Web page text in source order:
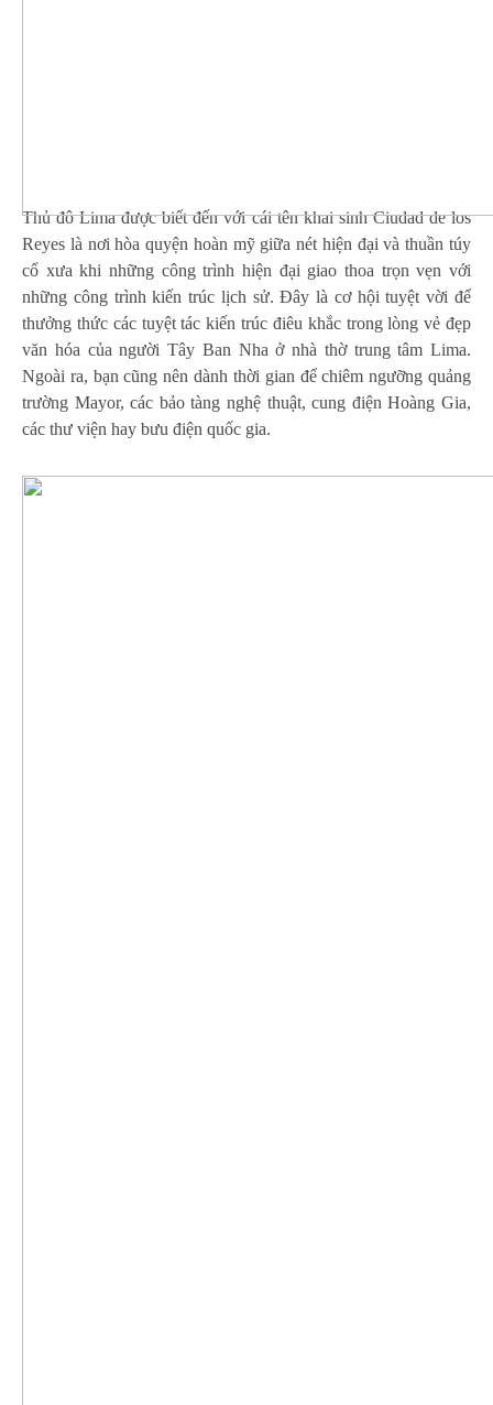
Thủ đô Lima được biết đến với cái tên khai sinh Ciudad de los
Reyes là nơi hòa quyện hoàn mỹ giữa nét hiện đại và thuần túy
cổ xưa khi những công trình hiện đại giao thoa trọn vẹn với
những công trình kiến trúc lịch sử. Đây là cơ hội tuyệt vời để
thưởng thức các tuyệt tác kiến trúc điêu khắc trong lòng vẻ đẹp
văn hóa của người Tây Ban Nha ở nhà thờ trung tâm Lima.
Ngoài ra, bạn cũng nên dành thời gian để chiêm ngưỡng quảng
trường Mayor, các bảo tàng nghệ thuật, cung điện Hoàng Gia,
các thư viện hay bưu điện quốc gia.